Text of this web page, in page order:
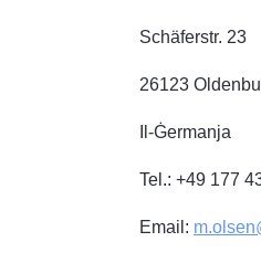
Schäferstr. 23
26123
Il-Ġermanja
Tel.: +49 177
Email: